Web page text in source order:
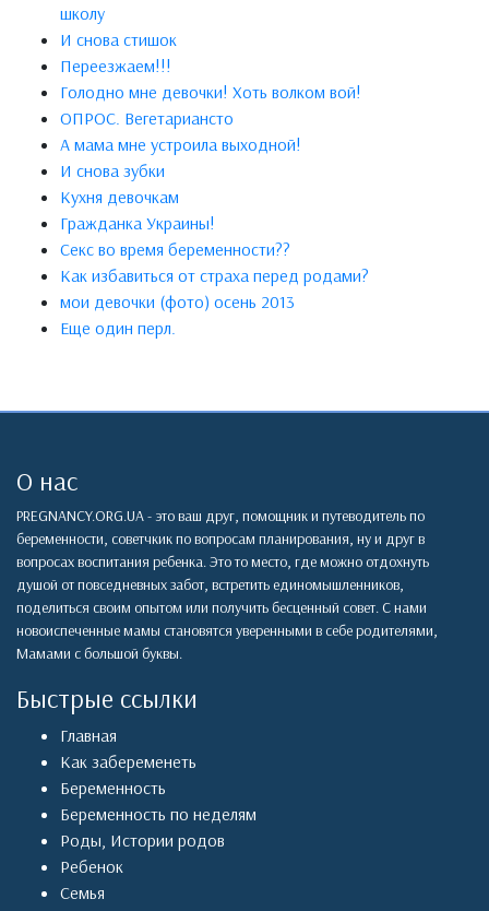
школу
И снова стишок
Переезжаем!!!
Голодно мне девочки! Хоть волком вой!
ОПРОС. Вегетариансто
А мама мне устроила выходной!
И снова зубки
Кухня девочкам
Гражданка Украины!
Секс во время беременности??
Как избавиться от страха перед родами?
мои девочки (фото) осень 2013
Еще один перл.
О нас
PREGNANCY.ORG.UA - это ваш друг, помощник и путеводитель по
беременности, советчкик по вопросам планирования, ну и друг в
вопросах воспитания ребенка. Это то место, где можно отдохнуть
душой от повседневных забот, встретить единомышленников,
поделиться своим опытом или получить бесценный совет. С нами
новоиспеченные мамы становятся уверенными в себе родителями,
Мамами с большой буквы.
Быстрые ссылки
Главная
Как забеременеть
Беременность
Беременность по неделям
Роды, Истории родов
Ребенок
Семья